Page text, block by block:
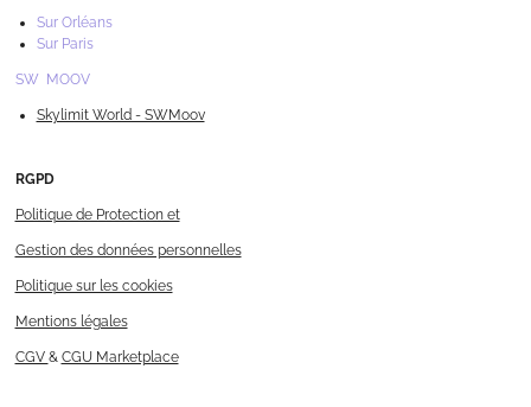
Sur Orléans
Sur Paris
SW MOOV
Skylimit World - SWMoov
RGPD
Politique de Protection et
Gestion des données personnelles
Politique sur les cookies
Mentions légales
CGV & CGU Marketplace